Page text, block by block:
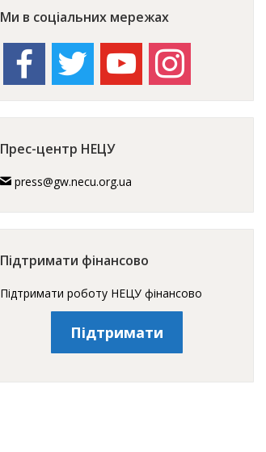
Ми в соціальних мережах
facebook twitter youtube instagram
Прес-центр НЕЦУ
press@gw.necu.org.ua
Підтримати фінансово
Підтримати роботу НЕЦУ фінансово
Підтримати